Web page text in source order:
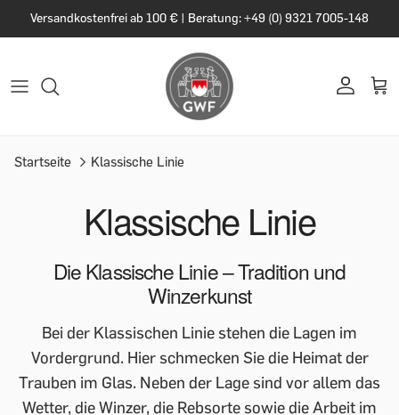
Versandkostenfrei ab 100 € | Beratung: +49 (0) 9321 7005-148
Startseite Klassische Linie
Klassische Linie
Die Klassische Linie – Tradition und
Winzerkunst
Bei der Klassischen Linie stehen die Lagen im
Vordergrund. Hier schmecken Sie die Heimat der
Trauben im Glas. Neben der Lage sind vor allem das
Wetter, die Winzer, die Rebsorte sowie die Arbeit im